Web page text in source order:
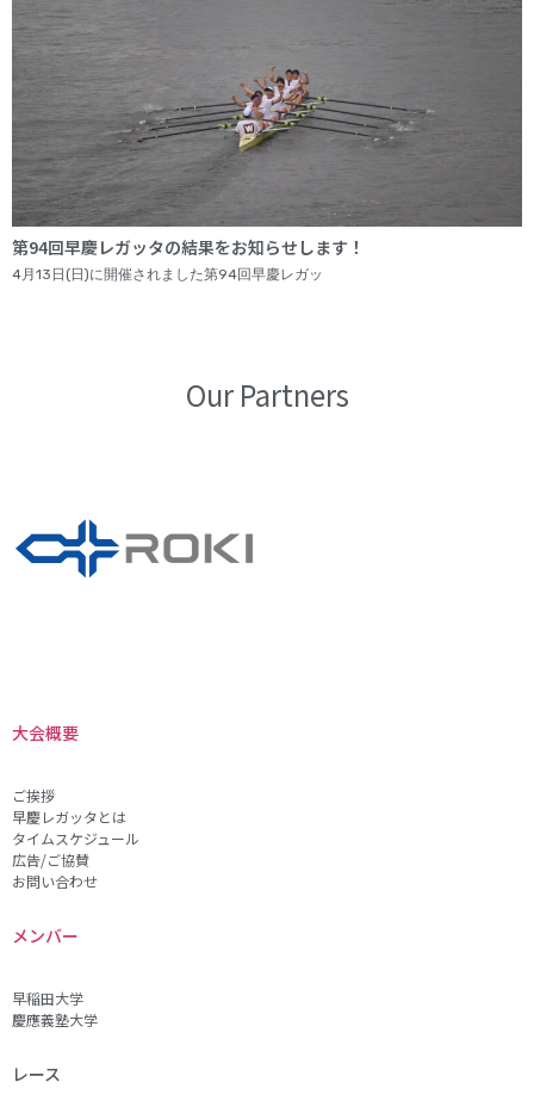
第94回早慶レガッタの結果をお知らせします！
4月13日(日)に開催されました第94回早慶レガッ
Our Partners
大会概要
ご挨拶
早慶レガッタとは
タイムスケジュール
広告/ご協賛
お問い合わせ
メンバー
早稲田大学
慶應義塾大学
レース